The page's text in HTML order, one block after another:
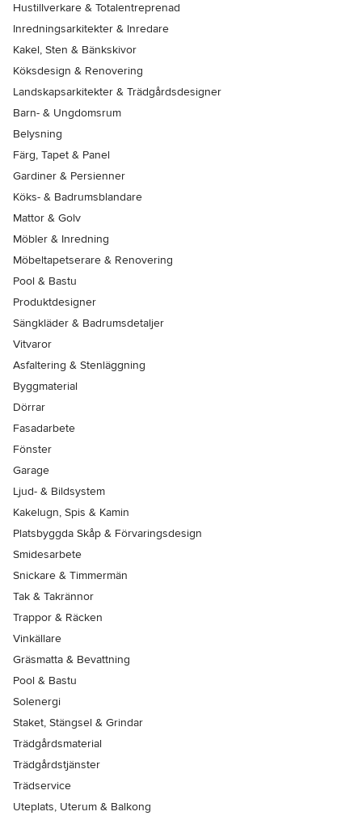
Hustillverkare & Totalentreprenad
Inredningsarkitekter & Inredare
Kakel, Sten & Bänkskivor
Köksdesign & Renovering
Landskapsarkitekter & Trädgårdsdesigner
Barn- & Ungdomsrum
Belysning
Färg, Tapet & Panel
Gardiner & Persienner
Köks- & Badrumsblandare
Mattor & Golv
Möbler & Inredning
Möbeltapetserare & Renovering
Pool & Bastu
Produktdesigner
Sängkläder & Badrumsdetaljer
Vitvaror
Asfaltering & Stenläggning
Byggmaterial
Dörrar
Fasadarbete
Fönster
Garage
Ljud- & Bildsystem
Kakelugn, Spis & Kamin
Platsbyggda Skåp & Förvaringsdesign
Smidesarbete
Snickare & Timmermän
Tak & Takrännor
Trappor & Räcken
Vinkällare
Gräsmatta & Bevattning
Pool & Bastu
Solenergi
Staket, Stängsel & Grindar
Trädgårdsmaterial
Trädgårdstjänster
Trädservice
Uteplats, Uterum & Balkong